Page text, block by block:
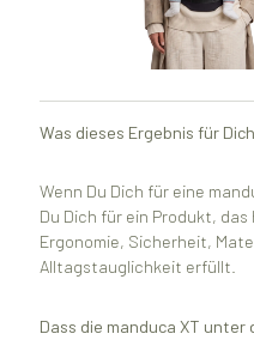
Was dieses Ergebnis für
Wenn Du Dich für eine
Du Dich für ein Produkt,
Ergonomie, Sicherheit,
Alltagstauglichkeit erfüllt.
Dass die manduca XT